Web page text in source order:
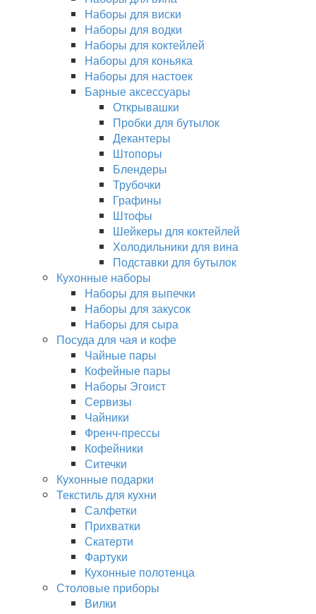
Наборы для виски
Наборы для водки
Наборы для коктейлей
Наборы для коньяка
Наборы для настоек
Барные аксессуары
Открывашки
Пробки для бутылок
Декантеры
Штопоры
Блендеры
Трубочки
Графины
Штофы
Шейкеры для коктейлей
Холодильники для вина
Подставки для бутылок
Кухонные наборы
Наборы для выпечки
Наборы для закусок
Наборы для сыра
Посуда для чая и кофе
Чайные пары
Кофейные пары
Наборы Эгоист
Сервизы
Чайники
Френч-прессы
Кофейники
Ситечки
Кухонные подарки
Текстиль для кухни
Салфетки
Прихватки
Скатерти
Фартуки
Кухонные полотенца
Столовые приборы
Вилки